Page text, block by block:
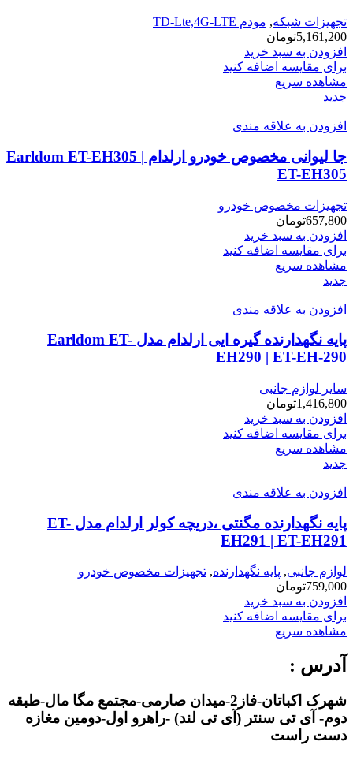
تجهیزات شبکه, مودم TD-Lte,4G-LTE
5,161,200تومان
افزودن به سبد خرید
برای مقایسه اضافه کنید
مشاهده سریع
جدید
افزودن به علاقه مندی
جا لیوانی مخصوص خودرو ارلدام Earldom ET-EH305 |
ET-EH305
تجهیزات مخصوص خودرو
657,800تومان
افزودن به سبد خرید
برای مقایسه اضافه کنید
مشاهده سریع
جدید
افزودن به علاقه مندی
پایه نگهدارنده گیره ایی ارلدام مدل Earldom ET-
EH290 | ET-EH-290
سایر لوازم جانبی
1,416,800تومان
افزودن به سبد خرید
برای مقایسه اضافه کنید
مشاهده سریع
جدید
افزودن به علاقه مندی
پایه نگهدارنده مگنتی ،دریچه کولر ارلدام مدل ET-
EH291 | ET-EH291
لوازم جانبی, پایه نگهدارنده, تجهیزات مخصوص خودرو
759,000تومان
افزودن به سبد خرید
برای مقایسه اضافه کنید
مشاهده سریع
آدرس :
شهرک اکباتان-فاز2-میدان صارمی-مجتمع مگا مال-طبقه
دوم- آی تی سنتر (آی تی لند) -راهرو اول-دومین مغازه
دست راست